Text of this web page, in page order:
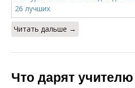
Читать дальше →
Что дарят